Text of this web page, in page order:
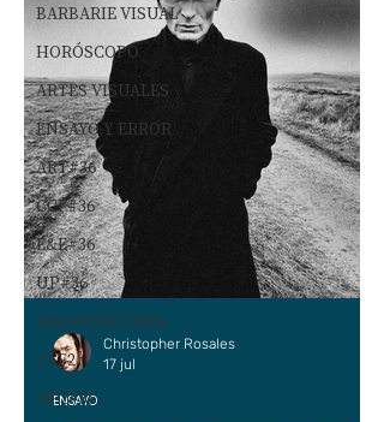
BARBARIE VISUAL
HORÓSCOPO
ARTES VISUALES
ENSAYO Y ERROR
ART#36
CCF#36
E&E#36
UP#36
ARQUITECTURA
CCF2
UP2#36
ENSAYO
Christopher Rosales
17 jul